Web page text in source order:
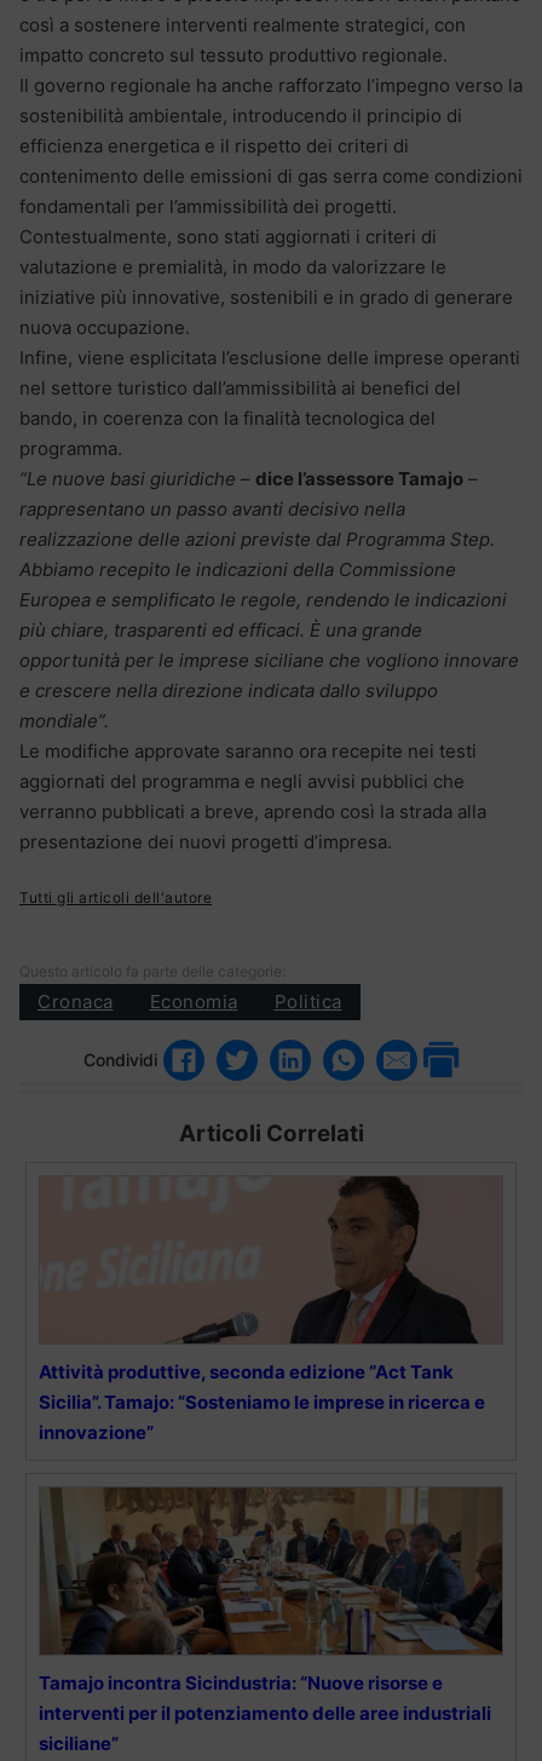
così a sostenere interventi realmente strategici, con
impatto concreto sul tessuto produttivo regionale.
Il governo regionale ha anche rafforzato l’impegno verso la
sostenibilità ambientale, introducendo il principio di
efficienza energetica e il rispetto dei criteri di
contenimento delle emissioni di gas serra come condizioni
fondamentali per l’ammissibilità dei progetti.
Contestualmente, sono stati aggiornati i criteri di
valutazione e premialità, in modo da valorizzare le
iniziative più innovative, sostenibili e in grado di generare
nuova occupazione.
Infine, viene esplicitata l’esclusione delle imprese operanti
nel settore turistico dall’ammissibilità ai benefici del
bando, in coerenza con la finalità tecnologica del
programma.
“Le nuove basi giuridiche – dice l’assessore Tamajo –
rappresentano un passo avanti decisivo nella
realizzazione delle azioni previste dal Programma Step.
Abbiamo recepito le indicazioni della Commissione
Europea e semplificato le regole, rendendo le indicazioni
più chiare, trasparenti ed efficaci. È una grande
opportunità per le imprese siciliane che vogliono innovare
e crescere nella direzione indicata dallo sviluppo
mondiale”.
Le modifiche approvate saranno ora recepite nei testi
aggiornati del programma e negli avvisi pubblici che
verranno pubblicati a breve, aprendo così la strada alla
presentazione dei nuovi progetti d’impresa.
Tutti gli articoli dell'autore
Questo articolo fa parte delle categorie:
Cronaca Economia Politica
Condividi
Articoli Correlati
Attività produttive, seconda edizione “Act Tank
Sicilia”. Tamajo: “Sosteniamo le imprese in ricerca e
innovazione”
Tamajo incontra Sicindustria: “Nuove risorse e
interventi per il potenziamento delle aree industriali
siciliane”